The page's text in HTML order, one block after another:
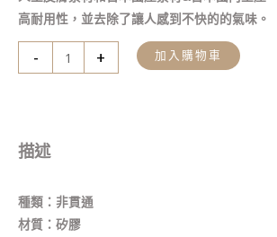
高耐用性，並去除了讓人感到不快的的氣味。
- + 加入購物車
描述
種類：非貫通
材質：矽膠